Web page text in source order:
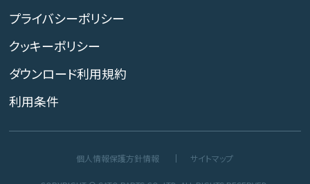
プライバシーポリシー
クッキーポリシー
ダウンロード利用規約
利用条件
個人情報保護方針情報 サイトマップ